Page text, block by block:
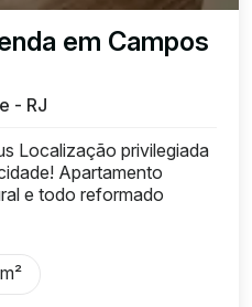
em Campos
- RJ
Localização privilegiada
Apartamento
e todo reformado